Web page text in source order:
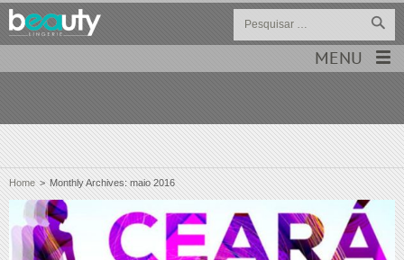
MENU
Home > Monthly Archives: maio 2016